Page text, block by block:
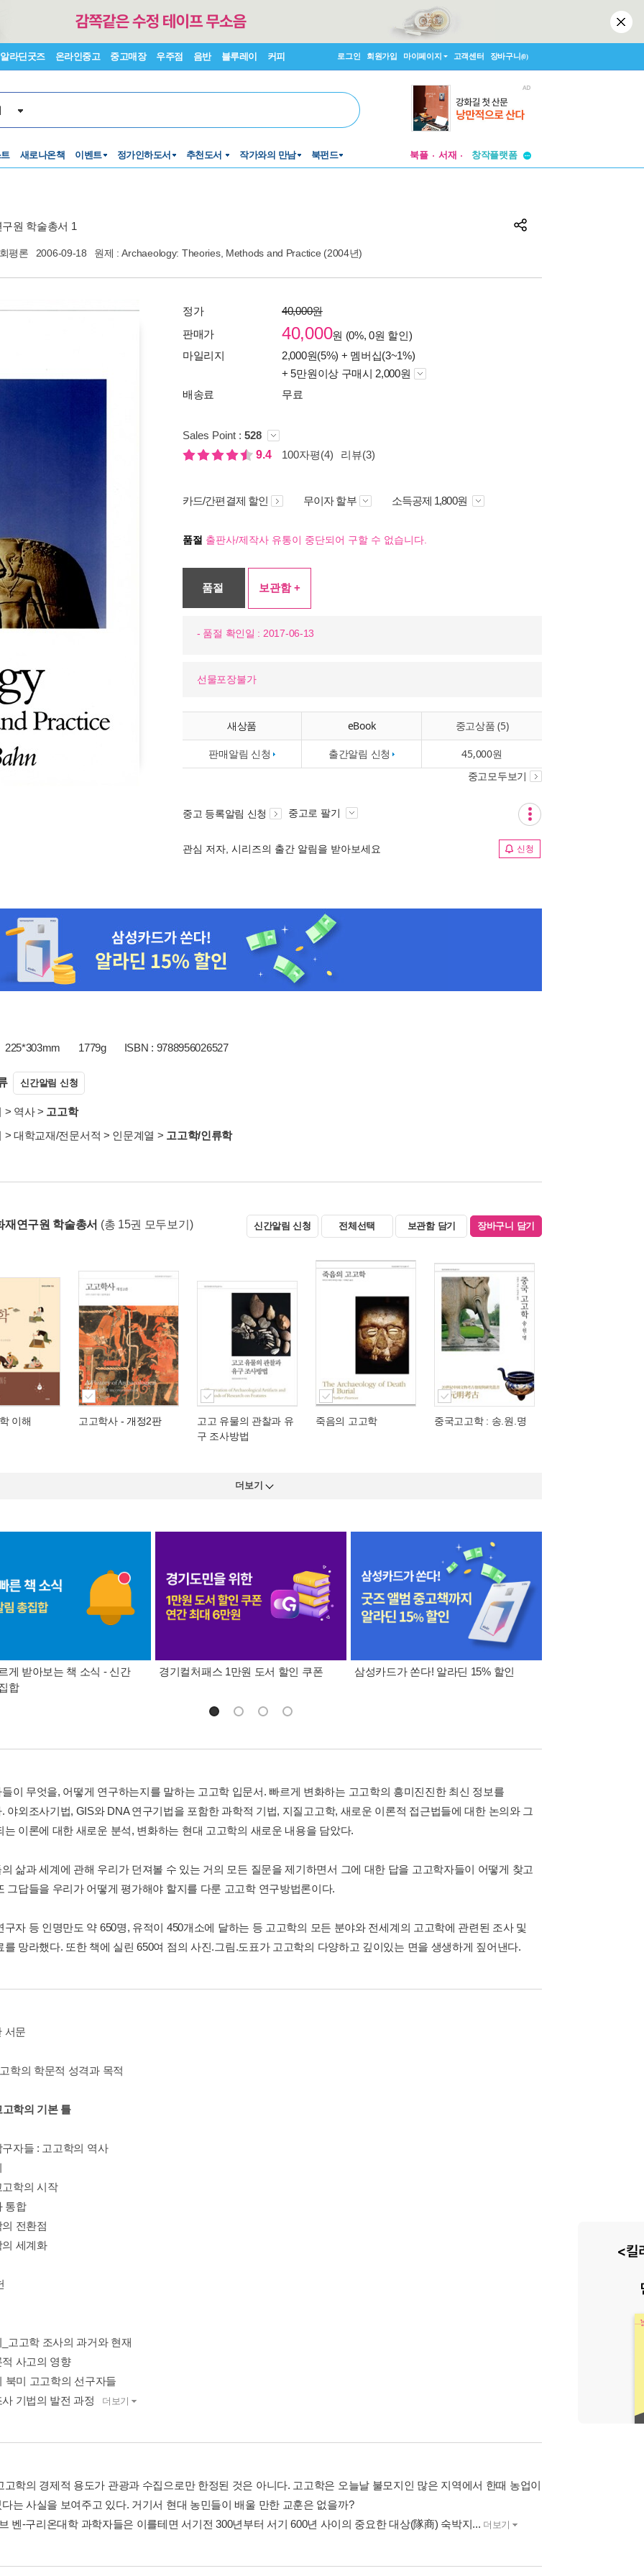
알라딘굿즈 온라인중고 중고매장 우주점 음반 블루레이 커피 로그인 회원가입 마이페이지 고객센터 장바구니(0)
새로나온책 이벤트 정가인하도서 추천도서 작가와의 만남 북펀드 북플 서재
투비컨티뉴드
원 학술총서 1
평론 2006-09-18 원제 : Archaeology: Theories, Methods and Practice (2004년)
정가
40,000원
판매가
40,000원 (0%, 0원 할인)
마일리지
2,000원(5%) + 멤버십(3~1%)
+ 5만원이상 구매시 2,000원
배송료
무료
Sales Point : 528
9.4
100자평(4) 리뷰(3)
카드/간편결제 할인 무이자 할부 소득공제 1,800원
품절 출판사/제작사 유통이 중단되어 구할 수 없습니다.
품절 보관함 +
- 품절 확인일 : 2017-06-13
선물포장불가
새상품 eBook 중고상품 (5)
판매알림 신청 출간알림 신청 45,000원
중고모두보기
중고 등록알림 신청 중고로 팔기
관심 저자, 시리즈의 출간 알림을 받아보세요 신청
225*303mm 1779g ISBN : 9788956026527
신간알림 신청
> 역사> 고고학
> 대학교재/전문서적 > 인문계열 > 고고학/인류학
재연구원 학술총서 (총 15권 모두보기) 신간알림 신청 전체선택 보관함 담기 장바구니 담기
이해 고고학사- 개정2판
고고 유물의 관찰과 유
구 조사방법
죽음의 고고학 중국고고학 : 송.원.명
더보기
게 받아보는 책 소식 - 신간
합
경기컬처패스 1만원 도서 할인 쿠폰 삼성카드가 쏜다! 알라딘 15% 할인
이 무엇을, 어떻게 연구하는지를 말하는 고고학 입문서. 빠르게 변화하는 고고학의 흥미진진한 최신 정보를
야외조사기법, GIS와 DNA 연구기법을 포함한 과학적 기법, 지질고고학, 새로운 이론적 접근법들에 대한 논의와 그
는 이론에 대한 새로운 분석, 변화하는 현대 고고학의 새로운 내용을 담았다.
삶과 세계에 관해 우리가 던져볼 수 있는 거의 모든 질문을 제기하면서 그에 대한 답을 고고학자들이 어떻게 찾고
그답들을 우리가 어떻게 평가해야 할지를 다룬 고고학 연구방법론이다.
구자 등 인명만도 약 650명, 유적이 450개소에 달하는 등 고고학의 모든 분야와 전세계의 고고학에 관련된 조사 및
를 망라했다. 또한 책에 실린 650여 점의 사진.그림.도표가 고고학의 다양하고 깊이있는 면을 생생하게 짚어낸다.
서문
학의 학문적 성격과 목적
학의 기본 틀
자들 : 고고학의 역사
학의 시작
통합
전환점
세계화
고고학 조사의 과거와 현재
사고의 영향
북미 고고학의 선구자들
기법의 발전 과정
더보기
고학의 경제적 용도가 관광과 수집으로만 한정된 것은 아니다. 고고학은 오늘날 불모지인 많은 지역에서 한때 농업이
는 사실을 보여주고 있다. 거기서 현대 농민들이 배울 만한 교훈은 없을까?
벤-구리온대학 과학자들은 이를테면 서기전 300년부터 서기 600년 사이의 중요한 대상(隊商) 숙박지... 더보기